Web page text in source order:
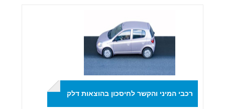
רכבי המיני והקשר לחיסכון בהוצאות דלק